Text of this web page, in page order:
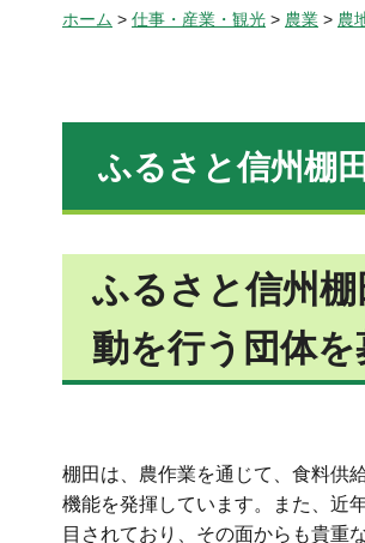
ホーム > 仕事・産業・観光 > 農業 > 農
ふるさと信州棚
ふるさと信州
動を行う団体を
棚田は、農作業を通じて、食料供
機能を発揮しています。また、近
目されており、その面からも貴重